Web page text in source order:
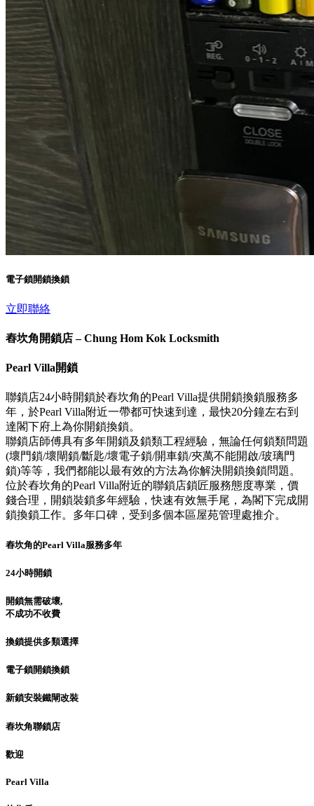
電子鎖開鎖換鎖
立即聯絡
舂坎角開鎖店 – Chung Hom Kok Locksmith
Pearl Villa開鎖
聯鎖店24小時開鎖於舂坎角的Pearl Villa提供開鎖換鎖服務多
年，於Pearl Villa附近一帶都可快速到達，最快20分鐘左右到
達閣下府上為你開鎖換鎖。
聯鎖店師傅具有多年開鎖及鎖類工程經驗，無論任何鎖類問題
(壞門鎖/壞閘鎖/斷匙/壞電子鎖/開車鎖/夾萬不能開啟/玻璃門
鎖)等等，我們都能以最有效的方法為你解決開鎖換鎖問題。
位於舂坎角的Pearl Villa附近的聯鎖店鎖匠服務態度專業，價
錢合理，開鎖裝鎖多年經驗，快速有效無手尾，為閣下完成開
鎖換鎖工作。多年口碑，受到多個本區屋苑管理處推介。
舂坎角的Pearl Villa服務多年
24小時開鎖
開鎖無需破壞,
不成功不收費
換鎖提供多類選擇
電子鎖開鎖換鎖
新鎖安裝鐵閘改裝
舂坎角聯鎖店
歡迎
Pearl Villa